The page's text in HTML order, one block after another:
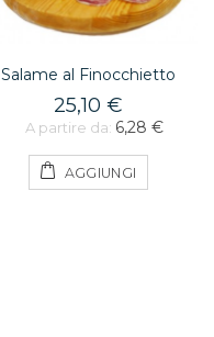
Salame al Finocchietto
25,10 €
A partire da: 6,28 €
AGGIUNGI